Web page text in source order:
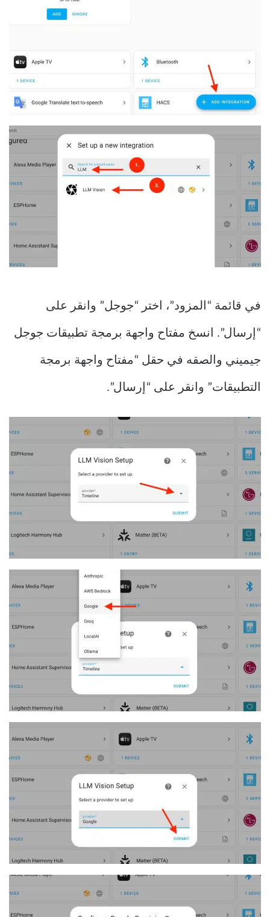
في قائمة “المزود”، اختر “جوجل” وانقر على
“إرسال”. انسخ مفتاح واجهة برمجة تطبيقات جوجل
جيميني والصقه في حقل “مفتاح واجهة برمجة
التطبيقات” وانقر على “إرسال”.